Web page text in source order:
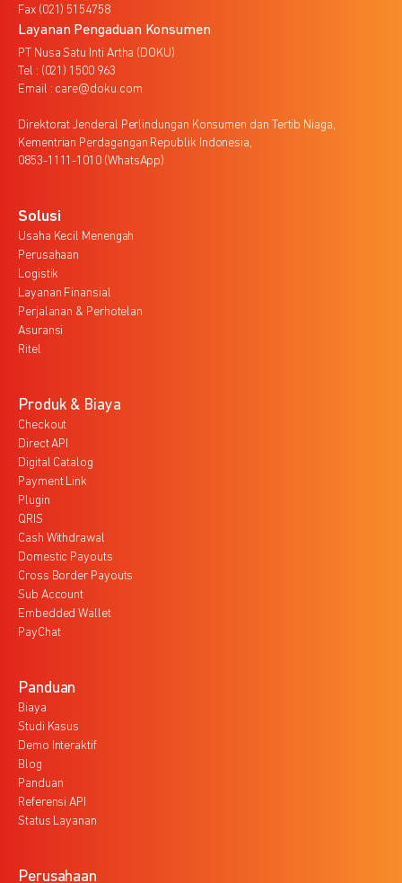
Fax (021) 5154758
Layanan Pengaduan Konsumen
PT Nusa Satu Inti Artha (DOKU)
Tel : (021) 1500 963
Email : care@doku.com
Direktorat Jenderal Perlindungan Konsumen dan Tertib Niaga,
Kementrian Perdagangan Republik Indonesia,
0853-1111-1010 (WhatsApp)
Solusi
Usaha Kecil Menengah
Perusahaan
Logistik
Layanan Finansial
Perjalanan & Perhotelan
Asuransi
Ritel
Produk & Biaya
Checkout
Direct API
Digital Catalog
Payment Link
Plugin
QRIS
Cash Withdrawal
Domestic Payouts
Cross Border Payouts
Sub Account
Embedded Wallet
PayChat
Panduan
Biaya
Studi Kasus
Demo Interaktif
Blog
Panduan
Referensi API
Status Layanan
Perusahaan